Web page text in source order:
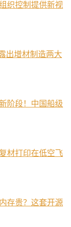
织控制提供新视
出增材制造两大
阶段！中国船级
材打印在低空飞
存贵？这套开源